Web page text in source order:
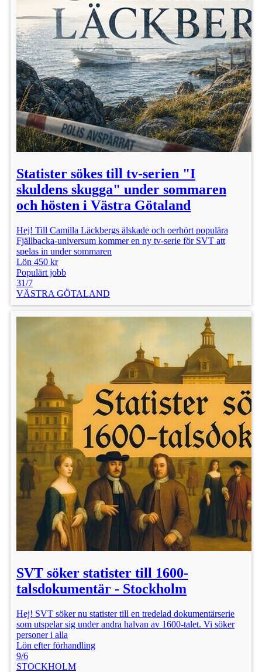
Statister sökes till tv-serien "I
skuldens skugga" under sommaren
och hösten i Västra Götaland
Hej! Till Camilla Läckbergs älskade och oerhört populära
Fjällbacka-universum kommer en ny tv-serie för SVT att
spelas in under sommaren
Lön 450 kr
Populärt jobb
31/7
VÄSTRA GÖTALAND
SVT söker statister till 1600-
talsdokumentär - Stockholm
Hej! SVT söker nu statister till en tredelad dokumentärserie
som utspelar sig under andra halvan av 1600-talet. Vi söker
personer i alla
Lön efter förhandling
9/6
STOCKHOLM